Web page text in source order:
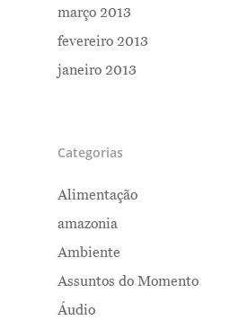
março 2013
fevereiro 2013
janeiro 2013
Categorias
Alimentação
amazonia
Ambiente
Assuntos do Momento
Áudio